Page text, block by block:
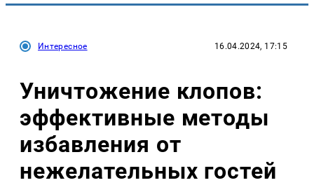
Интересное 16.04.2024, 17:15
Уничтожение клопов:
эффективные методы
избавления от
нежелательных гостей